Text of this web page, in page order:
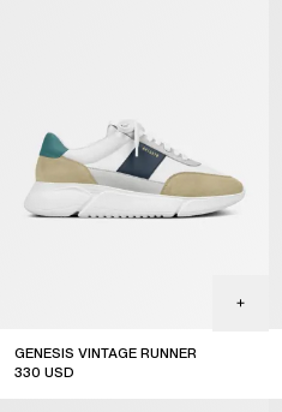
GENESIS VINTAGE RUNNER
330 USD